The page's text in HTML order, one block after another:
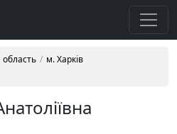
область
м. Харків